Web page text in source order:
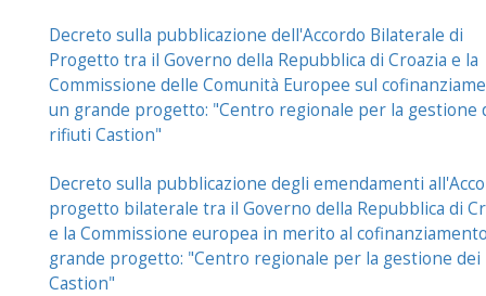
Decreto sulla pubblicazione dell'Accordo Bilaterale di
Progetto tra il Governo della Repubblica di Croazia e la
Commissione delle Comunità Europee sul
un grande progetto: "Centro regionale per la gestione
rifiuti Castion"
Decreto sulla pubblicazione degli emendamenti
progetto bilaterale tra il Governo della Repubblica di
e la Commissione europea in merito al
grande progetto: "Centro regionale per la gestione
Castion"